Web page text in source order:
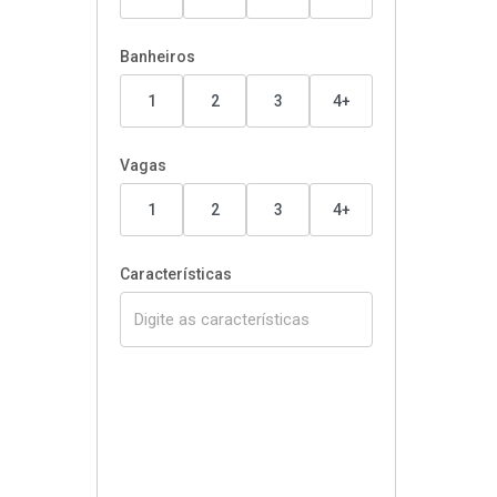
Banheiros
1 2 3 4+
Vagas
1 2 3 4+
Características